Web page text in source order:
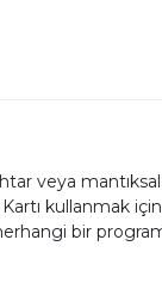
veya mantıksal
kullanmak
bir